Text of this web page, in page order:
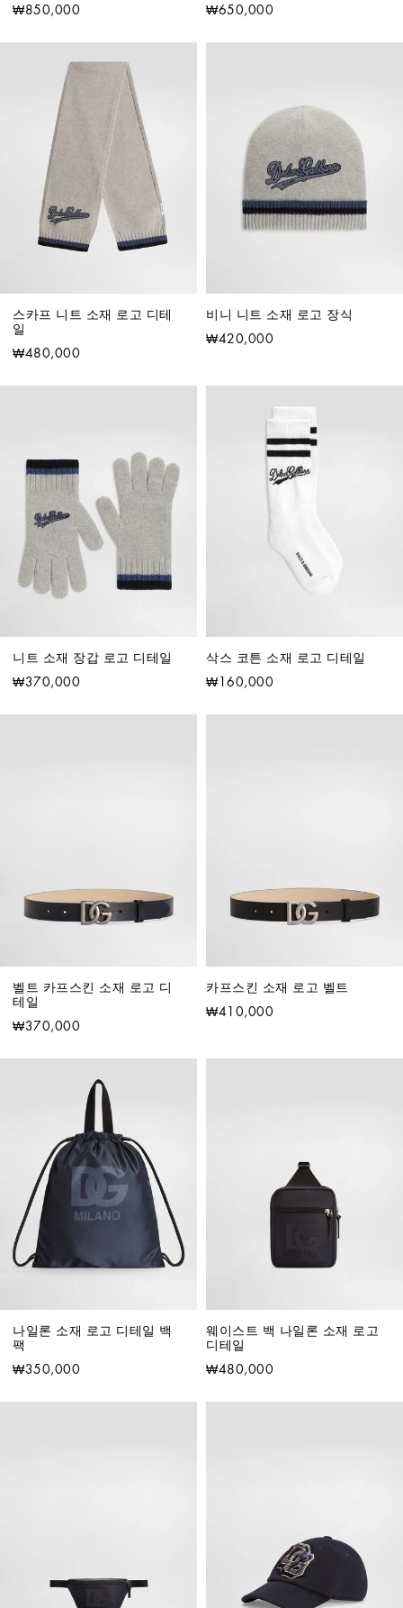
₩850,000
₩650,000
스카프 니트 소재 로고 디테
일
₩480,000
비니 니트 소재 로고 장식
₩420,000
니트 소재 장갑 로고 디테일
₩370,000
삭스 코튼 소재 로고 디테일
₩160,000
벨트 카프스킨 소재 로고 디
테일
₩370,000
카프스킨 소재 로고 벨트
₩410,000
나일론 소재 로고 디테일 백
팩
₩350,000
웨이스트 백 나일론 소재 로고
디테일
₩480,000